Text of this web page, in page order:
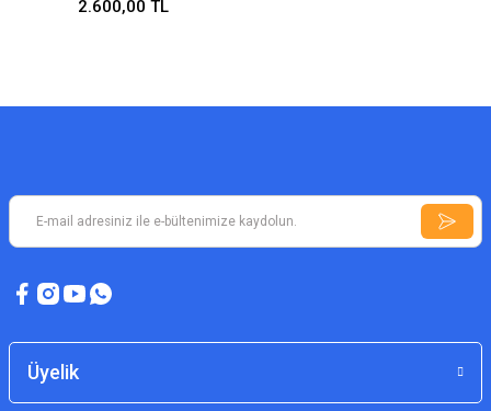
2.600,00 TL
Üyelik